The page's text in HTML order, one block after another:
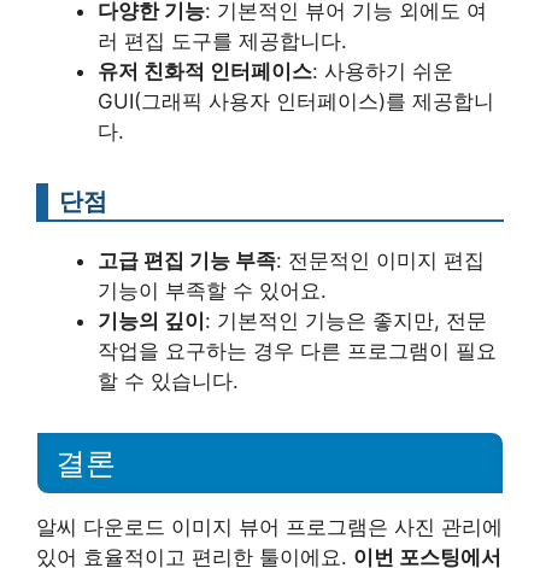
다양한 기능: 기본적인 뷰어 기능 외에도 여
러 편집 도구를 제공합니다.
유저 친화적 인터페이스: 사용하기 쉬운
GUI(그래픽 사용자 인터페이스)를 제공합니
다.
단점
고급 편집 기능 부족: 전문적인 이미지 편집
기능이 부족할 수 있어요.
기능의 깊이 : 기본적인 기능은 좋지만, 전문
작업을 요구하는 경우 다른 프로그램이 필요
할 수 있습니다.
결론
알씨 다운로드 이미지 뷰어 프로그램은 사진 관리에
있어 효율적이고 편리한 툴이에요. 이번 포스팅에서